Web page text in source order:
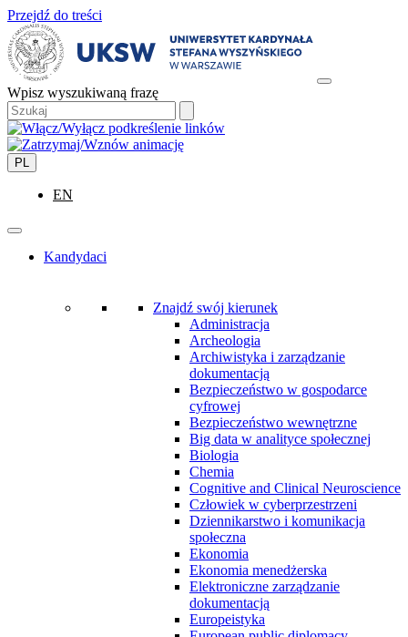
Przejdź do treści
Wpisz wyszukiwaną frazę
PL
EN
Kandydaci
Znajdź swój kierunek
Administracja
Archeologia
Archiwistyka i zarządzanie
dokumentacją
Bezpieczeństwo w gospodarce
cyfrowej
Bezpieczeństwo wewnętrzne
Big data w analityce społecznej
Biologia
Chemia
Cognitive and Clinical Neuroscience
Człowiek w cyberprzestrzeni
Dziennikarstwo i komunikacja
społeczna
Ekonomia
Ekonomia menedżerska
Elektroniczne zarządzanie
dokumentacją
Europeistyka